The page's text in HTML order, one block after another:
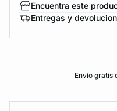
Encuentra este
Entregas y
Envío gratis